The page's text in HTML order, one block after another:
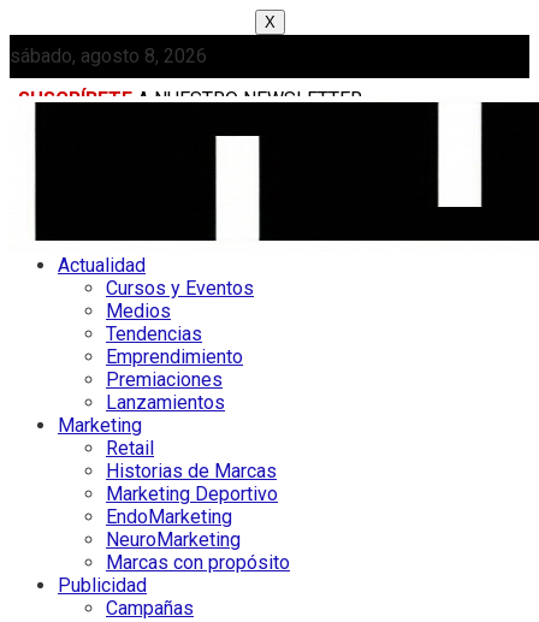
X
sábado, agosto 8, 2026
SUSCRÍBETE A NUESTRO NEWSLETTER
Actualidad
Cursos y Eventos
Medios
Tendencias
Emprendimiento
Premiaciones
Lanzamientos
Marketing
Retail
Historias de Marcas
Marketing Deportivo
EndoMarketing
NeuroMarketing
Marcas con propósito
Publicidad
Campañas